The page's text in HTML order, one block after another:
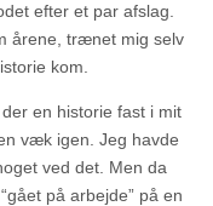
efter et par afslag.
årene, trænet mig selv
kom.
en historie fast i mit
væk igen. Jeg havde
ved det. Men da
på arbejde” på en